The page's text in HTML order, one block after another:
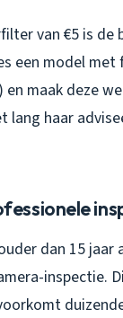
van €5 is
een model met
en maak deze
lang haar
dan 15 jaar
inspectie.